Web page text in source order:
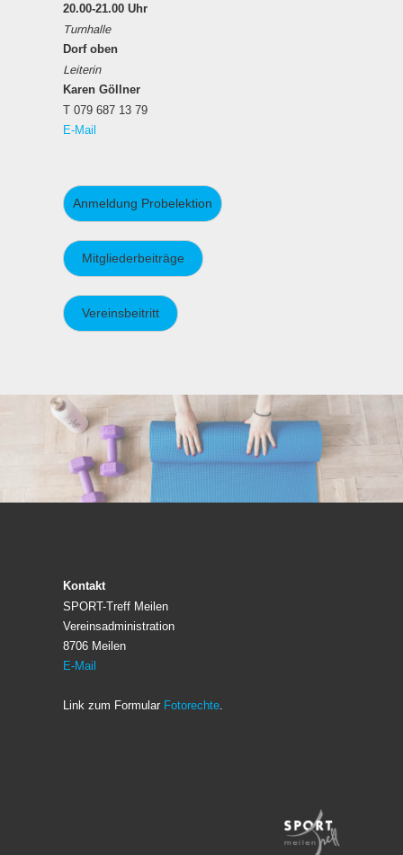
20.00-21.00 Uhr
Turnhalle
Dorf oben
Leiterin
Karen Göllner
T 079 687 13 79
E-Mail
Anmeldung Probelektion
Mitgliederbeiträge
Vereinsbeitritt
Kontakt
SPORT-Treff Meilen
Vereinsadministration
8706 Meilen
E-Mail
Link zum Formular Fotorechte.